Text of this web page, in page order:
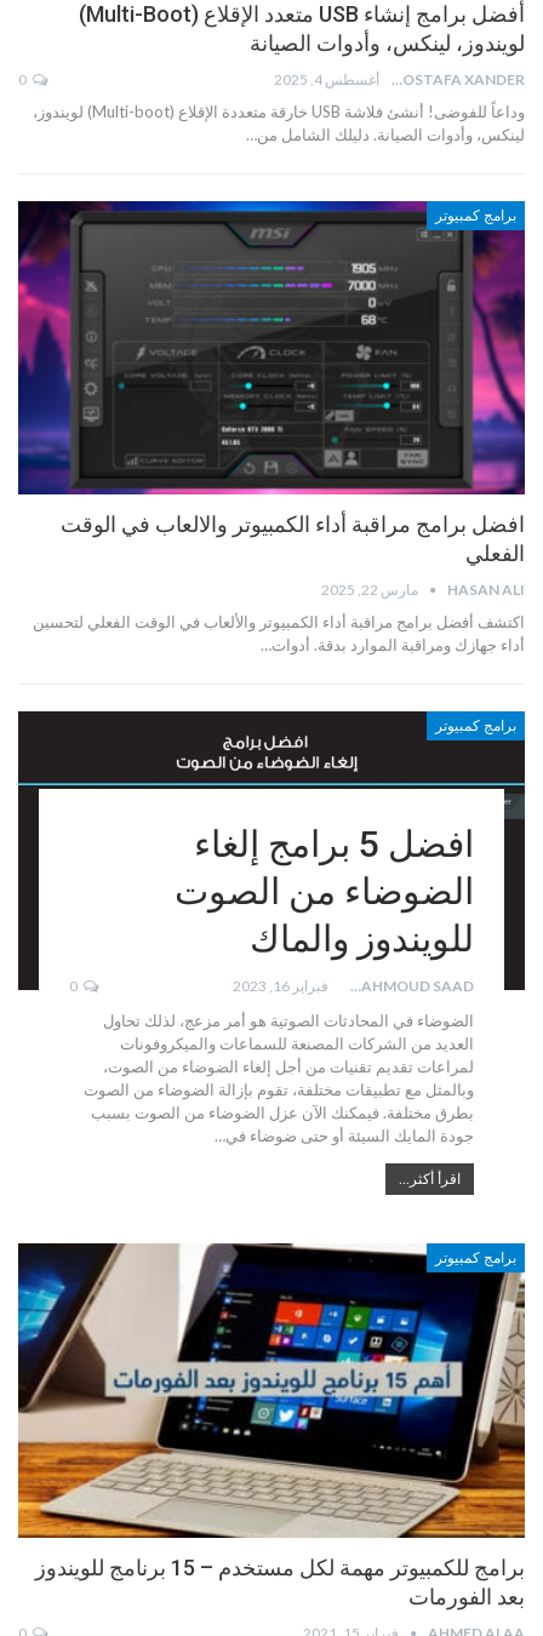
أفضل برامج إنشاء USB متعدد الإقلاع (Multi-Boot)
لويندوز، لينكس، وأدوات الصيانة
MOSTAFA XANDER أغسطس 4, 2025
وداعاً للفوضى! أنشئ فلاشة USB خارقة متعددة الإقلاع (Multi-boot) لويندوز،
لينكس، وأدوات الصيانة. دليلك الشامل من…
برامج كمبيوتر
افضل برامج مراقبة أداء الكمبيوتر والالعاب في الوقت
الفعلي
HASAN ALI مارس 22, 2025
اكتشف أفضل برامج مراقبة أداء الكمبيوتر والألعاب في الوقت الفعلي لتحسين
أداء جهازك ومراقبة الموارد بدقة. أدوات…
برامج كمبيوتر
افضل 5 برامج إلغاء
الضوضاء من الصوت
للويندوز والماك
MAHMOUD SAAD فبراير 16, 2023 0
الضوضاء في المحادثات الصوتية هو أمر مزعج، لذلك تحاول
العديد من الشركات المصنعة للسماعات والميكروفونات
لمراعات تقديم تقنيات من أجل إلغاء الضوضاء من الصوت،
وبالمثل مع تطبيقات مختلفة، تقوم بإزالة الضوضاء من الصوت
بطرق مختلفة. فيمكنك الآن عزل الضوضاء من الصوت بسبب
جودة المايك السيئة أو حتى ضوضاء في…
اقرأ أكثر...
برامج كمبيوتر
برامج للكمبيوتر مهمة لكل مستخدم – 15 برنامج للويندوز
بعد الفورمات